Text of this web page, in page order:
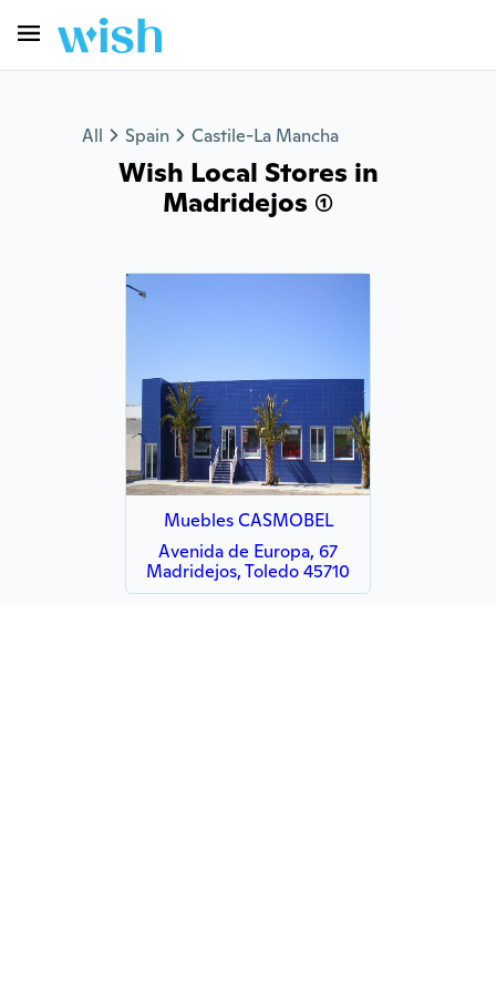
All Spain Castile-La Mancha
Wish Local Stores in
Madridejos (1)
Muebles CASMOBEL
Avenida de Europa, 67
Madridejos, Toledo 45710